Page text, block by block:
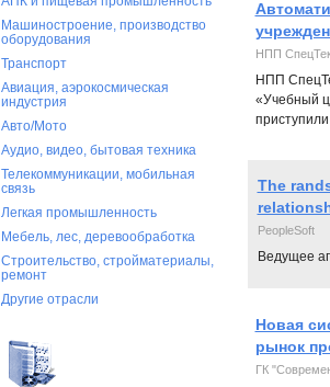
Машиностроение, производство
оборудования
Транспорт
Авиация, аэрокосмическая
индустрия
Авто/Мото
Аудио, видео, бытовая техника
Телекоммуникации, мобильная
связь
Легкая промышленность
Мебель, лес, деревообработка
Строительство, стройматериалы,
ремонт
Другие отрасли
НПП
НПП
«Учебный
The
PeopleSoft
Ведущее
Новая
рынок
ГК